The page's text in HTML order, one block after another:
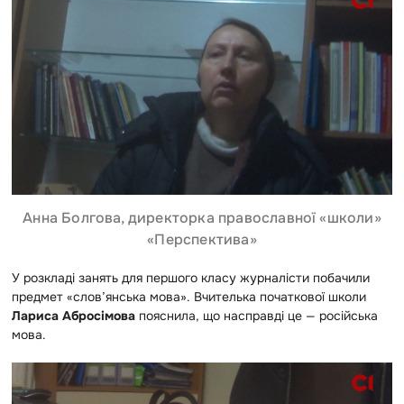
Анна Болгова, директорка православної «школи»
«Перспектива»
У розкладі занять для першого класу журналісти побачили
предмет «слов’янська мова». Вчителька початкової школи
Лариса Абросімова пояснила, що насправді це — російська
мова.